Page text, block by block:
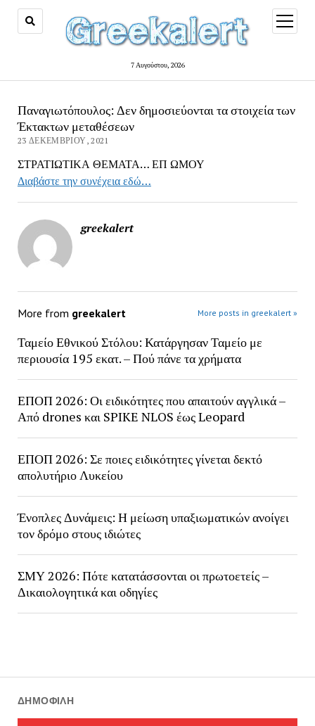
7 Αυγούστου, 2026
open
menu
Παναγιωτόπουλος: Δεν δημοσιεύονται τα στοιχεία των
Έκτακτων μεταθέσεων
23 ΔΕΚΕΜΒΡΊΟΥ, 2021
ΣΤΡΑΤΙΩΤΙΚΑ ΘΕΜΑΤΑ… ΕΠ ΩΜΟΥ
Διαβάστε την συνέχεια εδώ…
greekalert
More from greekalert More posts in greekalert »
Ταμείο Εθνικού Στόλου: Κατάργησαν Ταμείο με
περιουσία 195 εκατ. – Πού πάνε τα χρήματα
ΕΠΟΠ 2026: Οι ειδικότητες που απαιτούν αγγλικά –
Από drones και SPIKE NLOS έως Leopard
ΕΠΟΠ 2026: Σε ποιες ειδικότητες γίνεται δεκτό
απολυτήριο Λυκείου
Ένοπλες Δυνάμεις: Η μείωση υπαξιωματικών ανοίγει
τον δρόμο στους ιδιώτες
ΣΜΥ 2026: Πότε κατατάσσονται οι πρωτοετείς –
Δικαιολογητικά και οδηγίες
ΔΗΜΟΦΙΛΉ